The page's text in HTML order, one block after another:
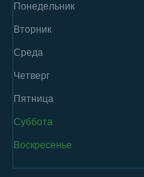
Понедельник
Вторник
Среда
Четверг
Пятница
Суббота
Воскресенье